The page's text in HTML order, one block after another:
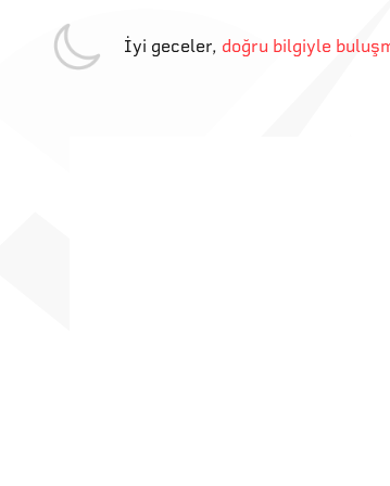
İyi geceler, doğru bilgiyle